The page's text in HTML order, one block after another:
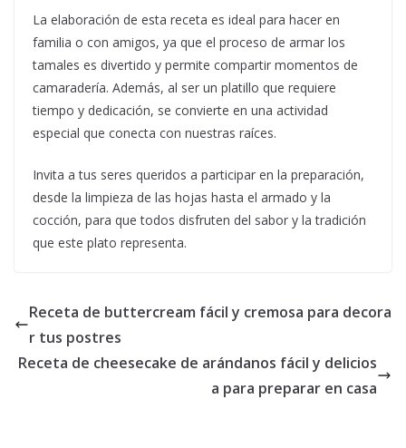
La elaboración de esta receta es ideal para hacer en
familia o con amigos, ya que el proceso de armar los
tamales es divertido y permite compartir momentos de
camaradería. Además, al ser un platillo que requiere
tiempo y dedicación, se convierte en una actividad
especial que conecta con nuestras raíces.
Invita a tus seres queridos a participar en la preparación,
desde la limpieza de las hojas hasta el armado y la
cocción, para que todos disfruten del sabor y la tradición
que este plato representa.
Receta de buttercream fácil y cremosa para decora
r tus postres
Receta de cheesecake de arándanos fácil y delicios
a para preparar en casa